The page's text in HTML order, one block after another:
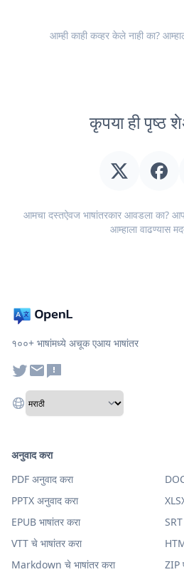
आम्ही काही कव्हर केले नाही का?
कृपया ही पृष्ठ
आमचा दस्तऐवज भाषांतरकार आवडला का?
आम्हाला वाढण्यास
१००+ भाषांमध्ये अचूक एआय भाषांतर
अनुवाद करा
PDF अनुवाद करा
PPTX अनुवाद करा
EPUB भाषांतर करा
VTT चे भाषांतर करा
Markdown चे भाषांतर करा
ZIP